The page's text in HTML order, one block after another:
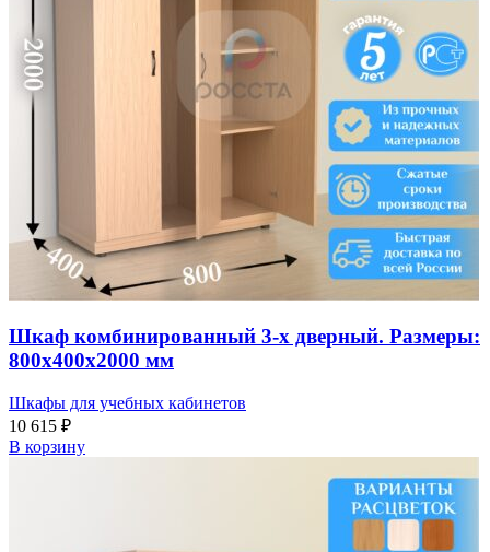
Шкаф комбинированный 3-х дверный. Размеры:
800х400х2000 мм
Шкафы для учебных кабинетов
10 615 ₽
В корзину